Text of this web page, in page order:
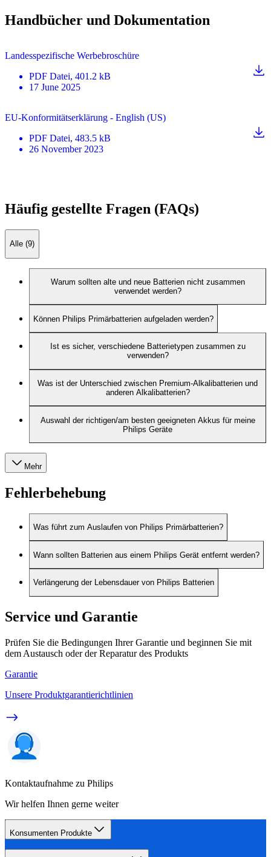
Handbücher und Dokumentation
Landesspezifische Werbebroschüre
PDF Datei, 401.2 kB
17 June 2025
EU-Konformitätserklärung - English (US)
PDF Datei, 483.5 kB
26 November 2023
Häufig gestellte Fragen (FAQs)
Alle (9)
Warum sollten alte und neue Batterien nicht zusammen
verwendet werden?
Können Philips Primärbatterien aufgeladen werden?
Ist es sicher, verschiedene Batterietypen zusammen zu
verwenden?
Was ist der Unterschied zwischen Premium-Alkalibatterien und
anderen Alkalibatterien?
Auswahl der richtigen/am besten geeigneten Akkus für meine
Philips Geräte
Mehr
Fehlerbehebung
Was führt zum Auslaufen von Philips Primärbatterien?
Wann sollten Batterien aus einem Philips Gerät entfernt werden?
Verlängerung der Lebensdauer von Philips Batterien
Service und Garantie
Prüfen Sie die Bedingungen Ihrer Garantie und beginnen Sie mit
dem Austausch oder der Reparatur des Produkts
Garantie
Unsere Produktgarantierichtlinien
Kontaktaufnahme zu Philips
Wir helfen Ihnen gerne weiter
Konsumenten Produkte